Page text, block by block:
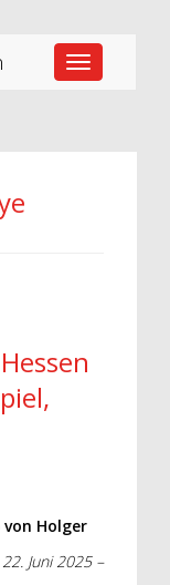
Toggle
von Holger
Juni 2025 –